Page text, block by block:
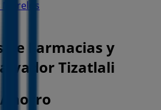
Morelos
de Farmacias y
Tizatlali